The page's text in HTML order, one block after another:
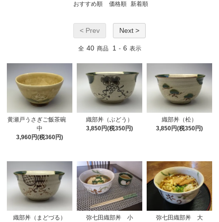
おすすめ順 価格順 新着順
< Prev Next >
全 40 商品 1 - 6 表示
黄瀬戸うさぎご飯茶碗
中
3,960円(税360円)
織部丼（ぶどう）
3,850円(税350円)
織部丼（松）
3,850円(税350円)
織部丼（まどづる）
弥七田織部丼 小
弥七田織部丼 大